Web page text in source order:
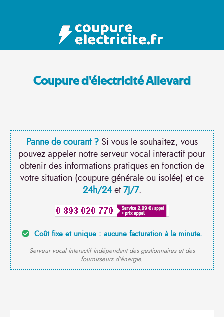
Coupure d'électricité Allevard
Panne de courant ?Si vous le souhaitez, vous
pouvez appeler notre serveur vocal interactif pour
obtenir des informations pratiques en fonction de
votre situation (coupure générale ou isolée) et ce
24h/24et7J/7.
Coût fixe et unique : aucune facturation à la minute.
Serveur vocal interactif indépendant des gestionnaires et des
fournisseurs d'énergie.